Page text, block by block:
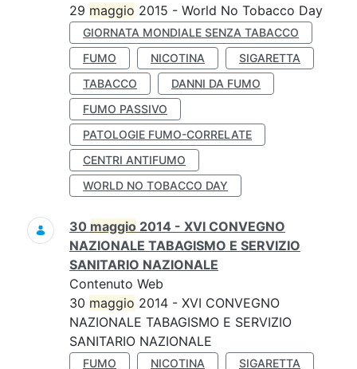
29 maggio 2015 - World No Tobacco Day
GIORNATA MONDIALE SENZA TABACCO
FUMO
NICOTINA
SIGARETTA
TABACCO
DANNI DA FUMO
FUMO PASSIVO
PATOLOGIE FUMO-CORRELATE
CENTRI ANTIFUMO
WORLD NO TOBACCO DAY
30 maggio 2014 - XVI CONVEGNO
NAZIONALE TABAGISMO E SERVIZIO
SANITARIO NAZIONALE
Contenuto Web
30 maggio 2014 - XVI CONVEGNO
NAZIONALE TABAGISMO E SERVIZIO
SANITARIO NAZIONALE
FUMO NICOTINA
SIGARETTA